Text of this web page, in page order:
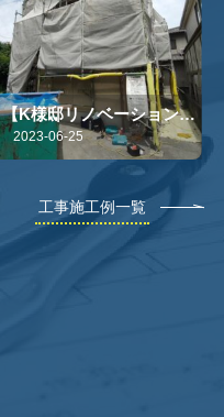
【K様邸リノベーション工
事③】
2023-06-25
工事施工例一覧